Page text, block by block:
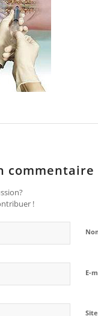
commentaire
!
E-